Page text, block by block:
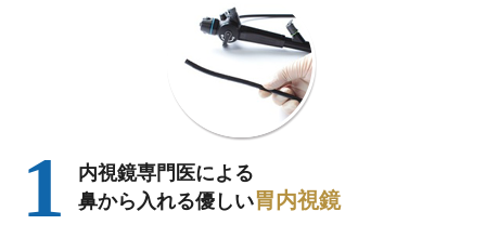
1
内視鏡専門医による
鼻から入れる優しい胃内視鏡